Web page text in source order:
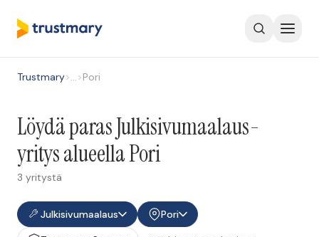
Trustmary>…>Pori
Löydä paras Julkisivumaalaus-
yritys alueella Pori
3 yritystä
Julkisivumaalaus
Pori